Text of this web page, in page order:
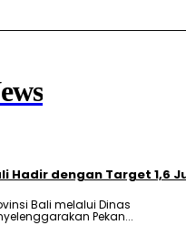
Hadir dengan Target 1,6
Bali melalui Dinas
Pekan...